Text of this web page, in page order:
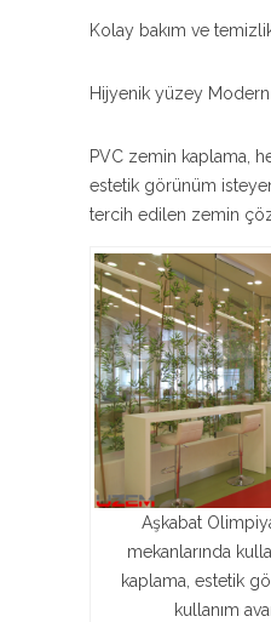
Kolay bakım ve
Hijyenik yüzey
PVC zemin kaplama,
estetik görünüm
tercih edilen zemin
Aşkabat
mekanlarında
kaplama, estetik
kullanım